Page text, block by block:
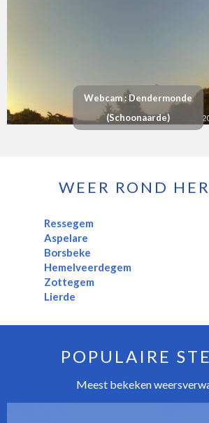
Webcam : Dendermonde
(Schoonaarde)
WEER ROND
Ressegem
Aspelare
Borsbeke
Hemelveerdegem
Zottegem
Lierde
POPULAIRE
Meest bekeken